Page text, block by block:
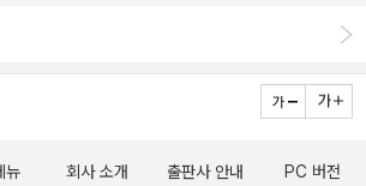
좋다!는 뜻이다.아무튼 나는 밀리의 서재를
궁금해하는 사람들에게 정보가 될까 해서 알
도서관을 이용하고 있다. 결제까지 하며 e bo
뉴 회사 소개 출판사 안내 PC 버전